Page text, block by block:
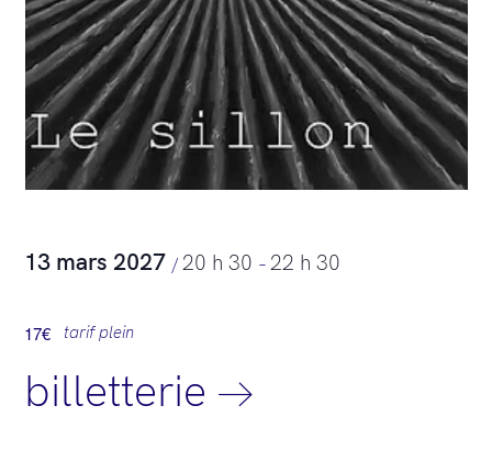
13 mars 2027 /20 h 30 –22 h 30
17€ tarif plein
billetterie